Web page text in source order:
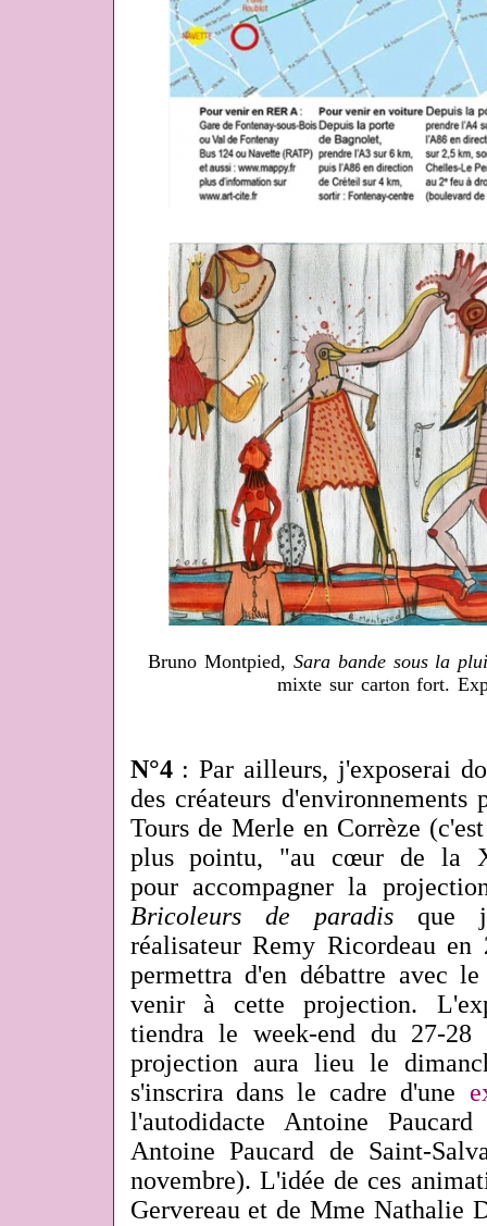
Bruno Montpied, Sara bande sous la
mixte sur carton fort.
N°4: Par ailleurs, j'exposerai
des créateurs d'environnements
Tours de Merle en Corrèze
plus pointu, "au cœur de la
pour accompagner la
Bricoleurs de paradisque
réalisateur Remy Ricordeau
permettra d'en débattre avec
venir à cette projection.
tiendra le week-end du 27-
projection aura lieu le
s'inscrira dans le cadre d'une
l'autodidacte Antoine
Antoine Paucard de Saint-
novembre). L'idée de ces
Gervereau et de Mme Nathalie